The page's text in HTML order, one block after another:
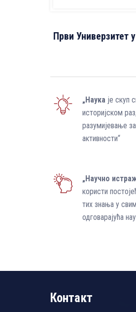
Први Универзитет
„Наука је скуп
историјском
разумијевање
активности“
„Научно
користи
тих знања у
одговарајућа
Контакт